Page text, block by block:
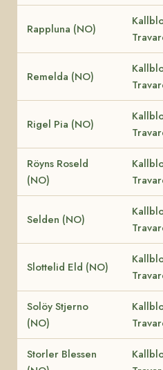
Rappluna (NO)
Remelda (NO)
Rigel Pia (NO)
Röyns Roseld
(NO)
Selden (NO)
Slottelid Eld (NO)
Solöy Stjerno
(NO)
Storler Blessen